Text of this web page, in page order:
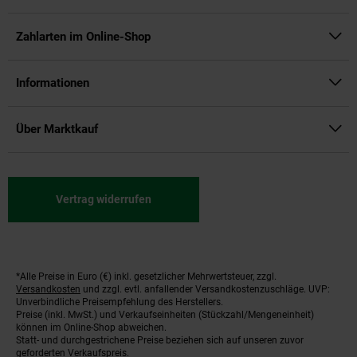
Zahlarten im Online-Shop
Informationen
Über Marktkauf
Vertrag widerrufen
Fußnoten
*Alle Preise in Euro (€) inkl. gesetzlicher Mehrwertsteuer, zzgl.
Versandkosten und zzgl. evtl. anfallender Versandkostenzuschläge. UVP:
Unverbindliche Preisempfehlung des Herstellers.
Preise (inkl. MwSt.) und Verkaufseinheiten (Stückzahl/Mengeneinheit)
können im Online-Shop abweichen.
Statt- und durchgestrichene Preise beziehen sich auf unseren zuvor
geforderten Verkaufspreis.